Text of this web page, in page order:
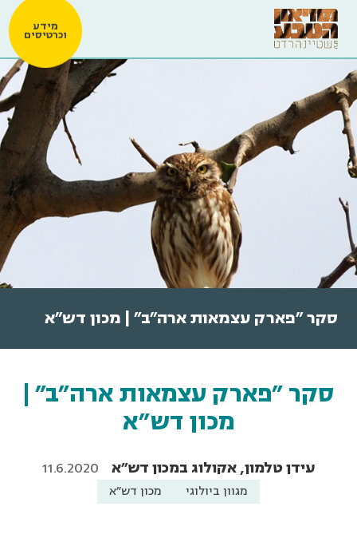
מידע
וכרטיסים
סקר "פארק עצמאות ארה"ב" | מכון דש"א
סקר "פארק עצמאות ארה"ב" |
מכון דש"א
עידן טלמון, אקולוג במכון דש"א 11.6.2020
מגוון ביולוגי מכון דש"א